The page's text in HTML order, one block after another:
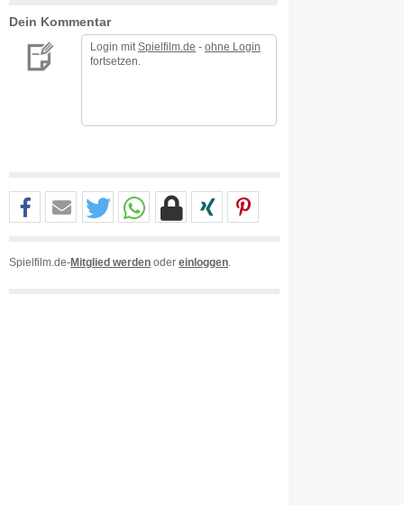
Dein Kommentar
Login mit Spielfilm.de - ohne Login
fortsetzen.
Spielfilm.de-Mitglied werden oder einloggen